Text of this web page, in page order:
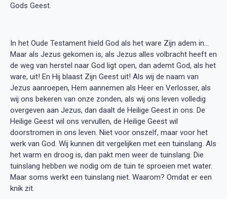
Gods Geest.
In het Oude Testament hield God als het ware Zijn adem in…
Maar als Jezus gekomen is, als Jezus alles volbracht heeft en
de weg van herstel naar God ligt open, dan ademt God, als het
ware, uit! En Hij blaast Zijn Geest uit! Als wij de naam van
Jezus aanroepen, Hem aannemen als Heer en Verlosser, als
wij ons bekeren van onze zonden, als wij ons leven volledig
overgeven aan Jezus, dan daalt de Heilige Geest in ons. De
Heilige Geest wil ons vervullen, de Heilige Geest wil
doorstromen in ons leven. Niet voor onszelf, maar voor het
werk van God. Wij kunnen dit vergelijken met een tuinslang. Als
het warm en droog is, dan pakt men weer de tuinslang. Die
tuinslang hebben we nodig om de tuin te sproeien met water.
Maar soms werkt een tuinslang niet. Waarom? Omdat er een
knik zit.